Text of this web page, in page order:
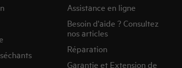
Assistance en ligne
Besoin d'aide ? Consultez
nos articles
Réparation
Garantie et Extension de